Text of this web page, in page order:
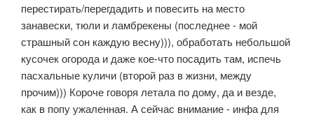
перестирать/перегдадить и повесить на место
занавески, тюли и ламбрекены (последнее - мой
страшный сон каждую весну))), обработать небольшой
кусочек огорода и даже кое-что посадить там, испечь
пасхальные куличи (второй раз в жизни, между
прочим))) Короче говоря летала по дому, да и везде,
как в попу ужаленная. А сейчас внимание - инфа для